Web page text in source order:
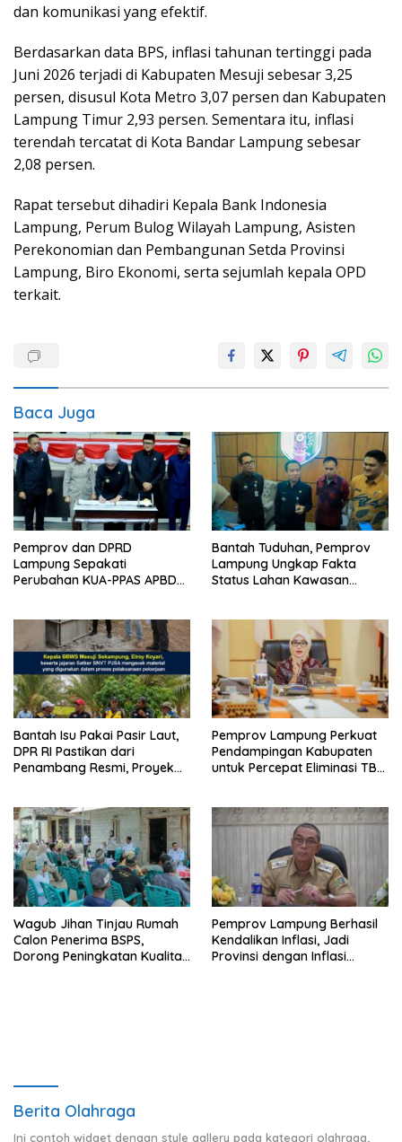
dan komunikasi yang efektif.
Berdasarkan data BPS, inflasi tahunan tertinggi pada
Juni 2026 terjadi di Kabupaten Mesuji sebesar 3,25
persen, disusul Kota Metro 3,07 persen dan Kabupaten
Lampung Timur 2,93 persen. Sementara itu, inflasi
terendah tercatat di Kota Bandar Lampung sebesar
2,08 persen.
Rapat tersebut dihadiri Kepala Bank Indonesia
Lampung, Perum Bulog Wilayah Lampung, Asisten
Perekonomian dan Pembangunan Setda Provinsi
Lampung, Biro Ekonomi, serta sejumlah kepala OPD
terkait.
Baca Juga
Pemprov dan DPRD
Lampung Sepakati
Perubahan KUA-PPAS APBD
Bantah Tuduhan, Pemprov
Lampung Ungkap Fakta
Status Lahan Kawasan
Bantah Isu Pakai Pasir Laut,
DPR RI Pastikan dari
Penambang Resmi, Proyek
Spesifikasi
Pemprov Lampung Perkuat
Pendampingan Kabupaten
untuk Percepat Eliminasi TBC
Wagub Jihan Tinjau Rumah
Calon Penerima BSPS,
Dorong Peningkatan Kualitas
Pemprov Lampung Berhasil
Kendalikan Inflasi, Jadi
Provinsi dengan Inflasi
Berita Olahraga
Ini contoh widget dengan style gallery pada kategori olahraga,